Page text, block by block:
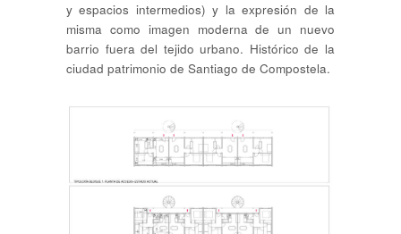
y espacios intermedios) y la expresión de la
misma como imagen moderna de un nuevo
barrio fuera del tejido urbano. Histórico de la
ciudad patrimonio de Santiago de Compostela.